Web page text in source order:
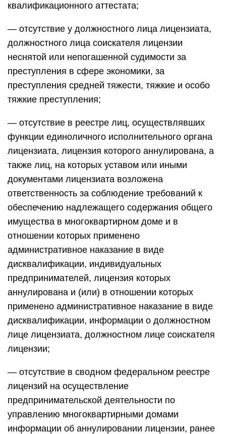
квалификационного аттестата;
— отсутствие у должностного лица лицензиата,
должностного лица соискателя лицензии
неснятой или непогашенной судимости за
преступления в сфере экономики, за
преступления средней тяжести, тяжкие и особо
тяжкие преступления;
— отсутствие в реестре лиц, осуществлявших
функции единоличного исполнительного органа
лицензиата, лицензия которого аннулирована, а
также лиц, на которых уставом или иными
документами лицензиата возложена
ответственность за соблюдение требований к
обеспечению надлежащего содержания общего
имущества в многоквартирном доме и в
отношении которых применено
административное наказание в виде
дисквалификации, индивидуальных
предпринимателей, лицензия которых
аннулирована и (или) в отношении которых
применено административное наказание в виде
дисквалификации, информации о должностном
лице лицензиата, должностном лице соискателя
лицензии;
— отсутствие в сводном федеральном реестре
лицензий на осуществление
предпринимательской деятельности по
управлению многоквартирными домами
информации об аннулировании лицензии, ранее